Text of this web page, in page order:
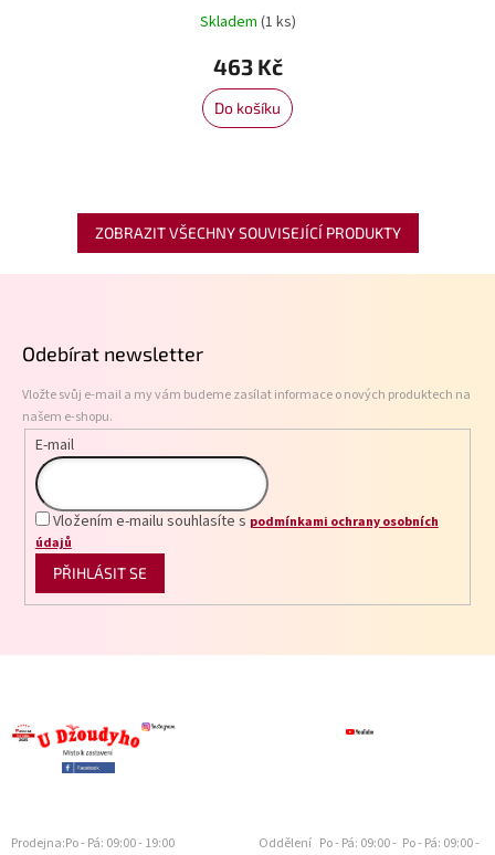
Skladem (1 ks)
463 Kč
Do košíku
ZOBRAZIT VŠECHNY SOUVISEJÍCÍ PRODUKTY
Odebírat newsletter
Vložte svůj e-mail a my vám budeme zasílat informace o nových produktech na
našem e-shopu.
E-mail
Vložením e-mailu souhlasíte s podmínkami ochrany osobních
údajů
PŘIHLÁSIT SE
Prodejna:Po - Pá: 09:00 - 19:00
Oddělení Po - Pá: 09:00 - Po - Pá: 09:00 -